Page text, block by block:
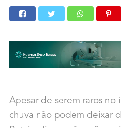
Apesar de serem raros no
chuva não podem deixar